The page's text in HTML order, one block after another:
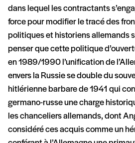
dans lequel les contractants
force pour modifier le tracé des
politiques et historiens allemands
penser que cette politique
en 1989/1990 l’unification de
envers la Russie se double du
hitlérienne barbare de 1941 qui
germano-russe une charge
les chanceliers allemands, dont
considéré ces acquis comme un